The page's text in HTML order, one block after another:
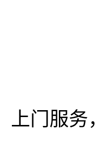
上门服